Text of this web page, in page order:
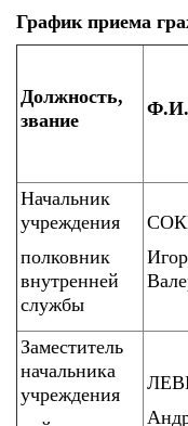
График приема
Должность,
звание
Начальник
учреждения
полковник
внутренней
службы
Заместитель
начальника
учреждения